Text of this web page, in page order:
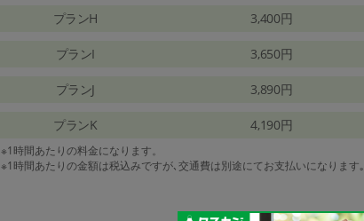
プランH 3,400円
プランI 3,650円
プランJ 3,890円
プランK 4,190円
※1時間あたりの料金になります。
※1時間あたりの金額は税込みですが､交通費は別途にてお支払いになります｡